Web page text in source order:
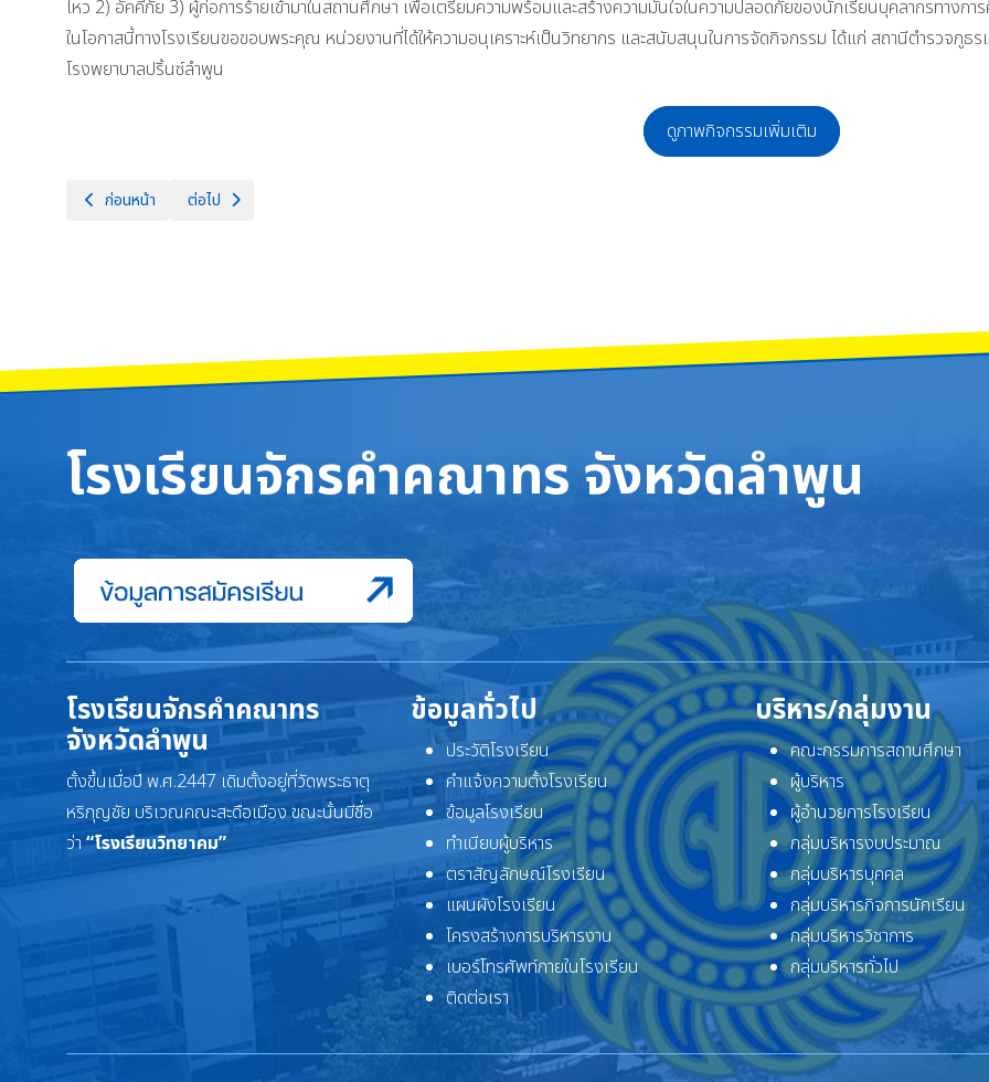
ไหว 2) อัคคีภัย 3) ผู้ก่อการร้ายเข้ามาในสถานศึกษา เพื่อเตรียมความพร้อมและสร้างความมั่นใจในความปลอดภัยของนักเรียนบุคลากรทาง
ในโอกาสนี้ทางโรงเรียนขอขอบพระคุณ หน่วยงานที่ได้ให้ความอนุเคราะห์เป็นวิทยากร และสนับสนุนในการจัดกิจกรรม ได้แก่ สถานีตำรวจภู
โรงพยาบาลปริ้นซ์ลำพูน
ดูภาพกิจกรรมเพิ่มเติม
เนื้อหาก่อนหน้า: การลงพื้นที่เยี่ยมบ้านนักเรียนทุนโครงการทุนการศึกษาพระราชทาน ม.ท.ศ. ประจำปีการศึกษา 2568 จังหวัดลำพูน
ก่อนหน้า เนื้อหาถัดไป: กิจกรรมแนะแนวการศึกษาต่อและการเตรียมความพร้อมในการสอบเข้ามหาวิทยาลัยระบบ TCAS ให้กับนักเรียนระดับชั้นมัธ
ต่อไป
โรงเรียนจักรคำคณาทร จังหวัดลำพูน
โรงเรียนจักรคำคณาทร
จังหวัดลำพูน
ตั้งขึ้นเมื่อปี พ.ศ.2447 เดิมตั้งอยู่ที่วัดพระธาตุ
หริภุญชัย บริเวณคณะสะดือเมือง ขณะนั้นมีชื่อ
ว่า“โรงเรียนวิทยาคม”
ข้อมูลทั่วไป
ประวัติโรงเรียน
คำแจ้งความตั้งโรงเรียน
ข้อมูลโรงเรียน
ทำเนียบผู้บริหาร
ตราสัญลักษณ์โรงเรียน
แผนผังโรงเรียน
โครงสร้างการบริหารงาน
เบอร์โทรศัพท์ภายในโรงเรียน
ติดต่อเรา
บริหาร/กลุ่มงาน
คณะกรรมการสถานศึกษา
ผู้บริหาร
ผู้อำนวยการโรงเรียน
กลุ่มบริหารงบประมาณ
กลุ่มบริหารบุคคล
กลุ่มบริหารกิจการนักเรียน
กลุ่มบริหารวิชาการ
กลุ่มบริหารทั่วไป